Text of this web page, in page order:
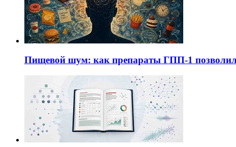
Пищевой шум: как препараты ГПП-1